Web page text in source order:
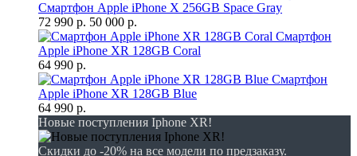
Смартфон Apple iPhone X 256GB Space Gray
72 990 р. 50 000 р.
Смартфон
Apple iPhone XR 128GB Coral
64 990 р.
Смартфон
Apple iPhone XR 128GB Blue
64 990 р.
Новые поступления Iphone XR!
Скидки до -20% на все модели по предзаказу.